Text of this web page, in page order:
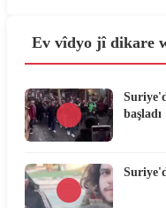
Ev vîdyo jî dikare
başladı